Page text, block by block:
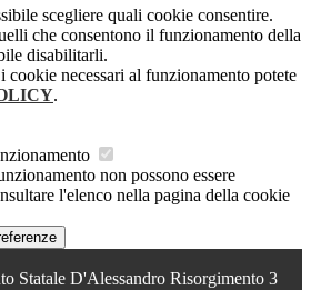
scegliere quali cookie consentire.
che consentono il funzionamento della
disabilitarli.
cookie necessari al funzionamento potete
.
non possono essere
l'elenco nella pagina della cookie
Statale D'Alessandro Risorgimento 3